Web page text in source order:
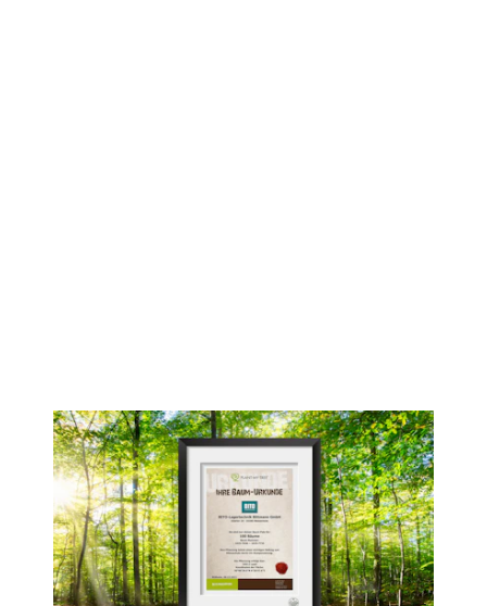
SELBST EINEN BAUM PFLANZEN